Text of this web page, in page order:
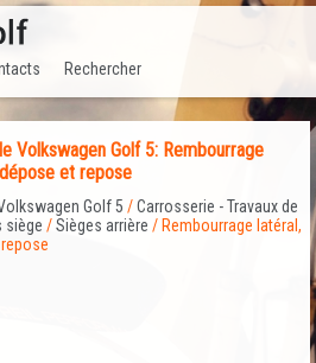
Rechercher
Volkswagen Golf 5: Rembourrage
et repose
Golf 5 /Carrosserie - Travaux de
siège /Sièges arrière / Rembourrage latéral,